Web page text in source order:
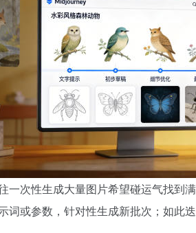
一次性生成大量图片希望碰运气找到
词或参数，针对性生成新批次；如此